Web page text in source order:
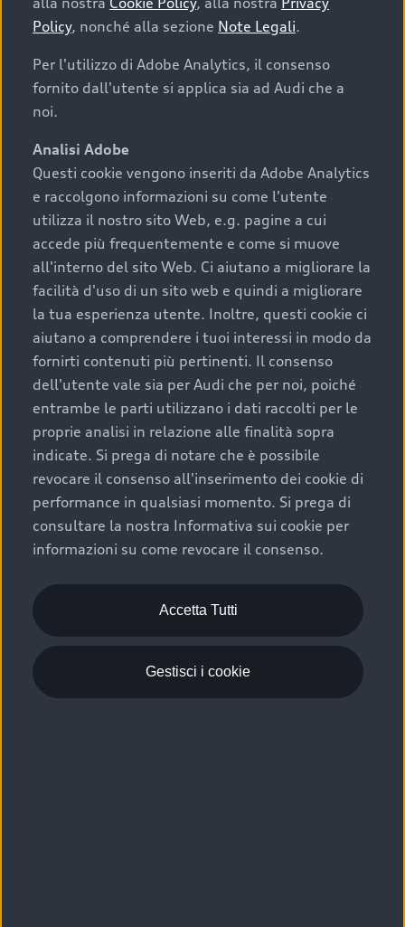
auto
I requisiti fondamentali da considerare prima di
acquistare un’auto usata, oltre al prezzo e all'aspetto,
chilometraggio: un valore contenuto corrisponde a
uno stato migliore del veicolo e a una maggiore
durata nel tempo;
cronologia dei tagliandi: una documentazione
completa della vettura certifica una manutenzione
costante e accurata;
condizioni della carrozzeria e degli interni: una
buona conservazione evidenzia cura e attenzione del
precedente proprietario;
efficienza meccanica: motore, trasmissione e
componenti principali in ottimo stato garantiscono
prestazioni affidabili e sicure.
Acquistare un’auto usata in una Concessionaria ufficiale
Audi che offre l’usato garantito tramite Audi Prima
Scelta :plus, significa affidarsi ad un prodotto che viene
sottoposto a 110 controlli approfonditi e coperto da
garanzia fino a 4 anni per una maggiore tutela del tuo
acquisto.
Policy, nonché alla sezione Note Legali.
Per l'utilizzo di Adobe Analytics, il consenso
fornito dall'utente si applica sia ad Audi che a
noi.
Analisi Adobe
Questi cookie vengono inseriti da Adobe Analytics
e raccolgono informazioni su come l'utente
utilizza il nostro sito Web, e.g. pagine a cui
accede più frequentemente e come si muove
all'interno del sito Web. Ci aiutano a migliorare la
facilità d'uso di un sito web e quindi a migliorare
la tua esperienza utente. Inoltre, questi cookie ci
aiutano a comprendere i tuoi interessi in modo da
fornirti contenuti più pertinenti. Il consenso
dell'utente vale sia per Audi che per noi, poiché
entrambe le parti utilizzano i dati raccolti per le
proprie analisi in relazione alle finalità sopra
indicate. Si prega di notare che è possibile
revocare il consenso all'inserimento dei cookie di
performance in qualsiasi momento. Si prega di
consultare la nostra Informativa sui cookie per
informazioni su come revocare il consenso.
Accetta Tutti
Gestisci i cookie